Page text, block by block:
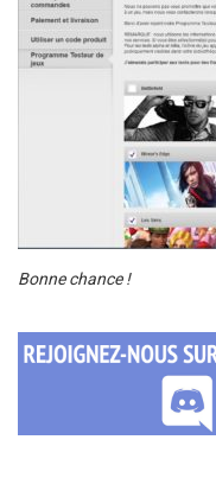
Bonne chance !